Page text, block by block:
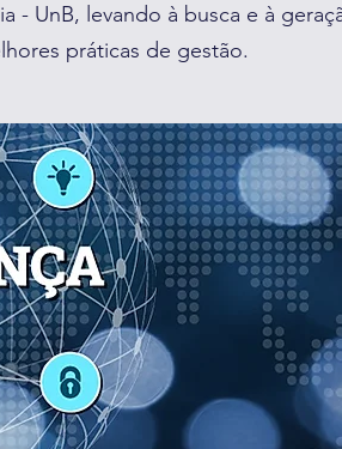
- UnB, levando à busca e à
práticas de gestão.